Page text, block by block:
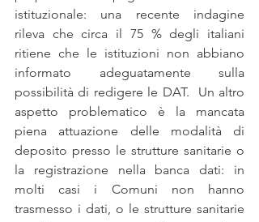
istituzionale: una recente indagine
rileva che circa il 75 % degli italiani
ritiene che le istituzioni non abbiano
informato adeguatamente sulla
possibilità di redigere le DAT.  Un altro
aspetto problematico è la mancata
piena attuazione delle modalità di
deposito presso le strutture sanitarie o
la registrazione nella banca dati: in
molti casi i Comuni non hanno
trasmesso i dati, o le strutture sanitarie